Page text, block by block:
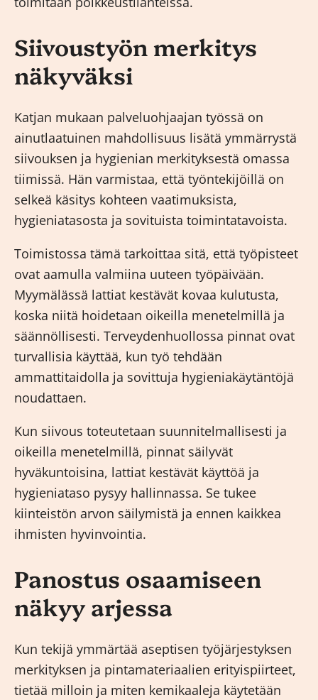
Siivoustyön merkitys
näkyväksi
Katjan mukaan palveluohjaajan työssä on
ainutlaatuinen mahdollisuus lisätä ymmärrystä
siivouksen ja hygienian merkityksestä omassa
tiimissä. Hän varmistaa, että työntekijöillä on
selkeä käsitys kohteen vaatimuksista,
hygieniatasosta ja sovituista toimintatavoista.
Toimistossa tämä tarkoittaa sitä, että työpisteet
ovat aamulla valmiina uuteen työpäivään.
Myymälässä lattiat kestävät kovaa kulutusta,
koska niitä hoidetaan oikeilla menetelmillä ja
säännöllisesti. Terveydenhuollossa pinnat ovat
turvallisia käyttää, kun työ tehdään
ammattitaidolla ja sovittuja hygieniakäytäntöjä
noudattaen.
Kun siivous toteutetaan suunnitelmallisesti ja
oikeilla menetelmillä, pinnat säilyvät
hyväkuntoisina, lattiat kestävät käyttöä ja
hygieniataso pysyy hallinnassa. Se tukee
kiinteistön arvon säilymistä ja ennen kaikkea
ihmisten hyvinvointia.
Panostus osaamiseen
näkyy arjessa
Kun tekijä ymmärtää aseptisen työjärjestyksen
merkityksen ja pintamateriaalien erityispiirteet,
tietää milloin ja miten kemikaaleja käytetään